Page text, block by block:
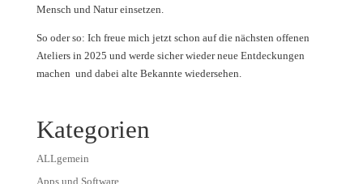
Mensch und Natur einsetzen.
So oder so: Ich freue mich jetzt schon auf die nächsten offenen
Ateliers in 2025 und werde sicher wieder neue Entdeckungen
machen und dabei alte Bekannte wiedersehen.
Kategorien
ALLgemein
Apps und Software